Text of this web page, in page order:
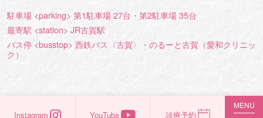
駐車場 <parking> 第1駐車場 27台・第2駐車場 35台
最寄駅 <station> JR古賀駅
バス停 <busstop> 西鉄バス〈古賀〉・のるーと古賀（愛和クリニッ
ク）
Instagram YouTube 診療予約
MENU